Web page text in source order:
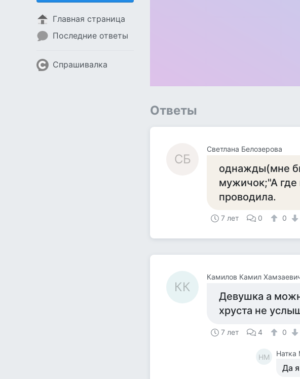
Главная страница
Последние ответы
Спрашивалка
Ответы
СБ
Светлана Белозерова
однажды(мне
мужичок;"А где
проводила.
7 лет 0 0
КК
Камилов Камил
Девушка а
хруста не
7 лет 4 0
НМ Натка
Да